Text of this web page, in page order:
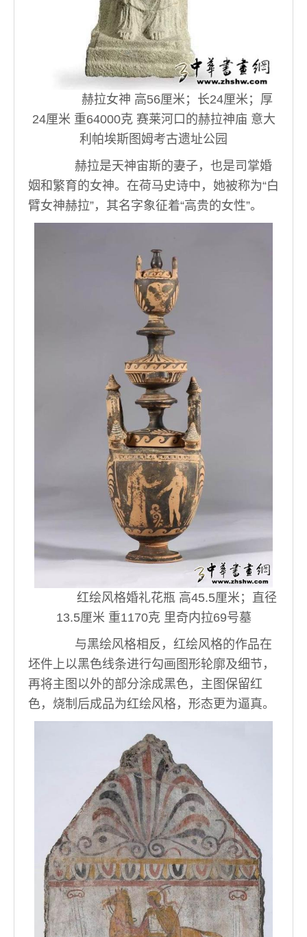
赫拉女神 高56厘米；长24厘米；厚
24厘米 重64000克 赛莱河口的赫拉神庙 意大
利帕埃斯图姆考古遗址公园
赫拉是天神宙斯的妻子，也是司掌婚
姻和繁育的女神。在荷马史诗中，她被称为“白
臂女神赫拉”，其名字象征着“高贵的女性”。
红绘风格婚礼花瓶 高45.5厘米；直径
13.5厘米 重1170克 里奇内拉69号墓
与黑绘风格相反，红绘风格的作品在
坯件上以黑色线条进行勾画图形轮廓及细节，
再将主图以外的部分涂成黑色，主图保留红
色，烧制后成品为红绘风格，形态更为逼真。